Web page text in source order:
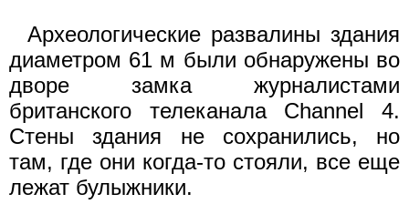
Археологические развалины здания
диаметром 61 м были обнаружены во
дворе замка журналистами
британского телеканала Channel 4.
Стены здания не сохранились, но
там, где они когда-то стояли, все еще
лежат булыжники.